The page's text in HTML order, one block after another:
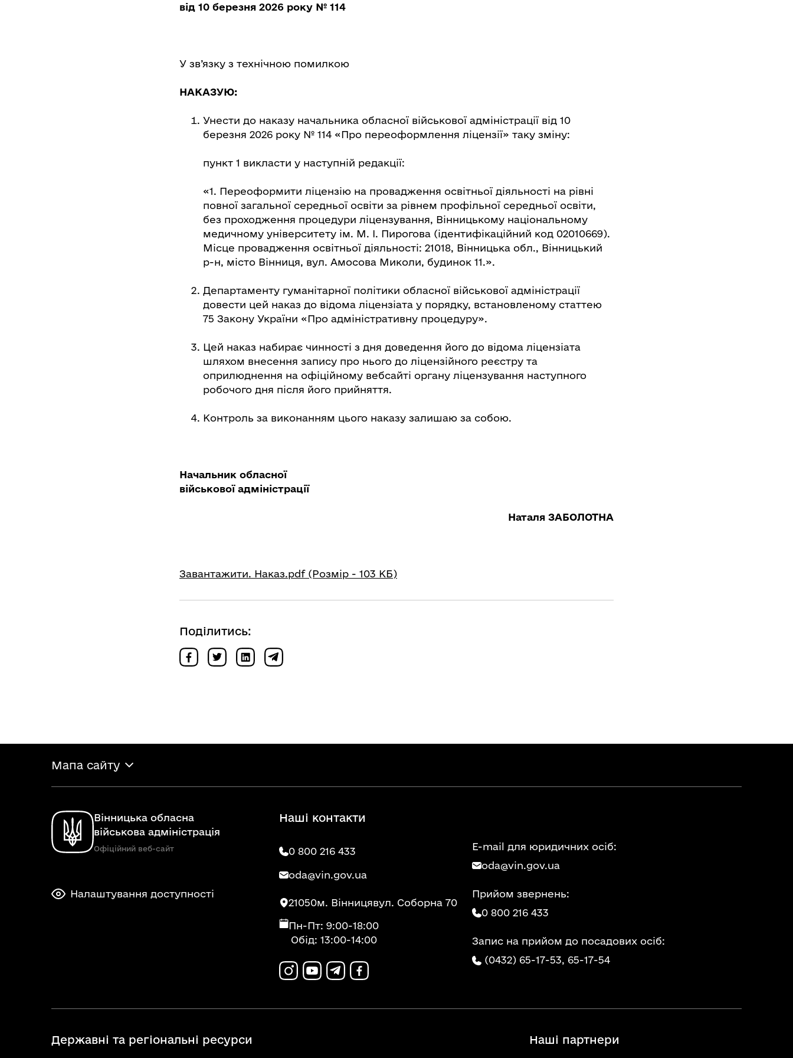
від 10 березня 2026 року № 114
У зв’язку з технічною помилкою
НАКАЗУЮ:
Унести до наказу начальника обласної військової адміністрації від 10
березня 2026 року № 114 «Про переоформлення ліцензії» таку зміну:
пункт 1 викласти у наступній редакції:
«1. Переоформити ліцензію на провадження освітньої діяльності на рівні
повної загальної середньої освіти за рівнем профільної середньої освіти,
без проходження процедури ліцензування, Вінницькому національному
медичному університету ім. М. І. Пирогова (ідентифікаційний код 02010669).
Місце провадження освітньої діяльності: 21018, Вінницька обл., Вінницький
р-н, місто Вінниця, вул. Амосова Миколи, будинок 11.».
Департаменту гуманітарної політики обласної військової адміністрації
довести цей наказ до відома ліцензіата у порядку, встановленому статтею
75 Закону України «Про адміністративну процедуру».
Цей наказ набирає чинності з дня доведення його до відома ліцензіата
шляхом внесення запису про нього до ліцензійного реєстру та
оприлюднення на офіційному вебсайті органу ліцензування наступного
робочого дня після його прийняття.
Контроль за виконанням цього наказу залишаю за собою.
Начальник обласної
військової адміністрації
Наталя ЗАБОЛОТНА
Завантажити. Наказ.pdf (Розмір - 103 КБ)
Поділитись:
Мапа сайту
Вінницька обласна
військова адміністрація
Офіційний веб-сайт
Налаштування доступності
Наші контакти
0 800 216 433
oda@vin.gov.ua
21050м. Вінницявул. Соборна 70
Пн-Пт: 9:00-18:00
Обід: 13:00-14:00
E-mail для юридичних осіб:
oda@vin.gov.ua
Прийом звернень:
0 800 216 433
Запис на прийом до посадових осіб:
(0432) 65-17-53, 65-17-54
Державні та регіональні ресурси Наші партнери